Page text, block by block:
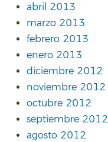
abril 2013
marzo 2013
febrero 2013
enero 2013
diciembre 2012
noviembre 2012
octubre 2012
septiembre 2012
agosto 2012